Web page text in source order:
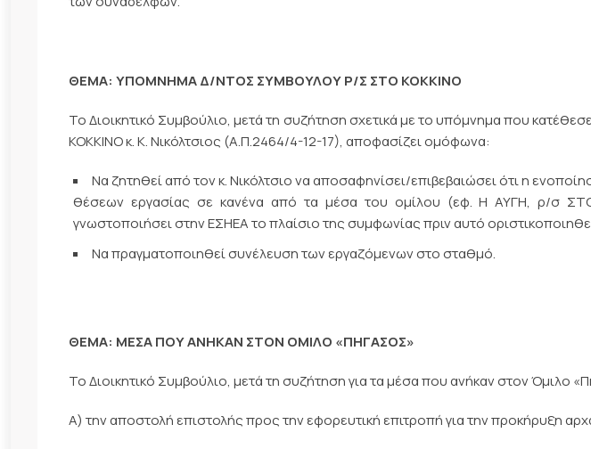
ΘΕΜΑ: ΥΠΟΜΝΗΜΑ Δ/ΝΤΟΣ ΣΥΜΒΟΥΛΟΥ Ρ/Σ ΣΤΟ ΚΟΚΚΙΝΟ
Το Διοικητικό Συμβούλιο, μετά τη συζήτηση σχετικά με το υπόμνημα που
ΚΟΚΚΙΝΟ κ. Κ. Νικόλτσιος (Α.Π.2464/4-12-17), αποφασίζει ομόφωνα:
Να ζητηθεί από τον κ. Νικόλτσιο να αποσαφηνίσει/επιβεβαιώσει ότι η
θέσεων εργασίας σε κανένα από τα μέσα του ομίλου (εφ. Η ΑΥΓΗ, ρ/σ ΣΤΟ
γνωστοποιήσει στην ΕΣΗΕΑ το πλαίσιο της συμφωνίας πριν αυτό
Να πραγματοποιηθεί συνέλευση των εργαζόμενων στο σταθμό.
ΘΕΜΑ: ΜΕΣΑ ΠΟΥ ΑΝΗΚΑΝ ΣΤΟΝ ΟΜΙΛΟ «ΠΗΓΑΣΟΣ»
Το Διοικητικό Συμβούλιο, μετά τη συζήτηση για τα μέσα που ανήκαν στον Όμιλο
Α) την αποστολή επιστολής προς την εφορευτική επιτροπή για την προκήρυξη